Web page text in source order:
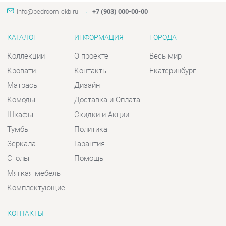
Матрасы
Комоды
Шкафы
Тумбы
Дизайн
Доставка и Оплата
Скидки и Акции
Политика
КОНТАКТЫ
Шоурум и склад самовывоза
Адрес: г. Екатеринбург, пер.
Базовый, 47
Телефон: +7 (903) 000-00-00